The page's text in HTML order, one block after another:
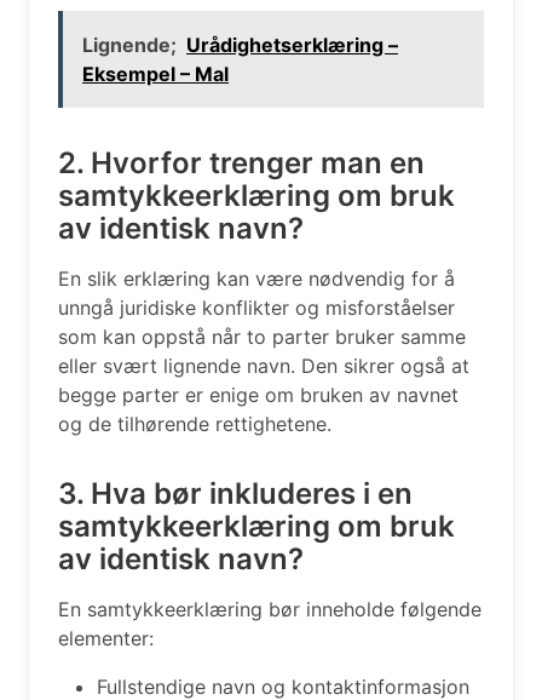
Lignende; Urådighetserklæring –
Eksempel – Mal
2. Hvorfor trenger man en
samtykkeerklæring om bruk
av identisk navn?
En slik erklæring kan være nødvendig for å
unngå juridiske konflikter og misforståelser
som kan oppstå når to parter bruker samme
eller svært lignende navn. Den sikrer også at
begge parter er enige om bruken av navnet
og de tilhørende rettighetene.
3. Hva bør inkluderes i en
samtykkeerklæring om bruk
av identisk navn?
En samtykkeerklæring bør inneholde følgende
elementer:
Fullstendige navn og kontaktinformasjon